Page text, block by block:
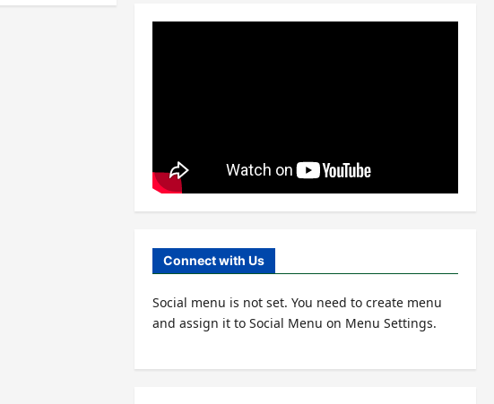
Connect with Us
Social menu is not set. You need to create menu
and assign it to Social Menu on Menu Settings.